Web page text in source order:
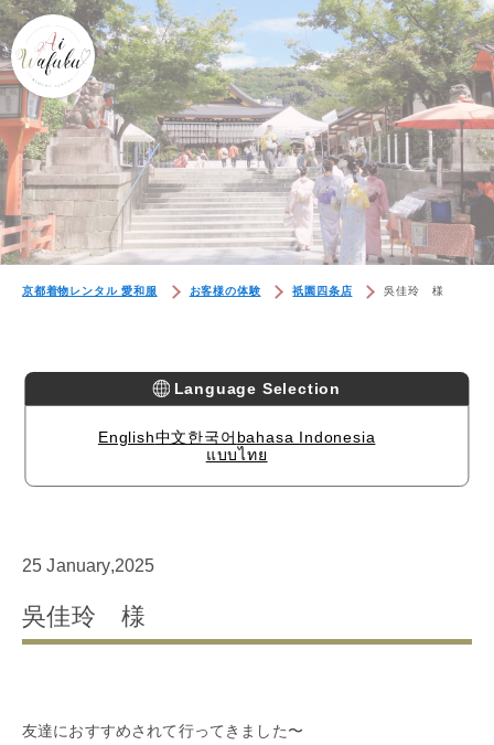
京都着物レンタル 愛和服 お客様の体験 祇園四条店 吳佳玲 様
Language Selection
English中文한국어 bahasa Indonesia
แบบไทย
25 January,2025
吳佳玲 様
友達におすすめされて行ってきました〜